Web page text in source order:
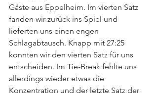
Gäste aus Eppelheim. Im vierten Satz
fanden wir zurück ins Spiel und
lieferten uns einen engen
Schlagabtausch. Knapp mit 27:25
konnten wir den vierten Satz für uns
entscheiden. Im Tie-Break fehlte uns
allerdings wieder etwas die
Konzentration und der letzte Satz der